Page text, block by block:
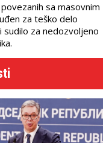
sa masovnim
za teško delo
za nedozvoljeno